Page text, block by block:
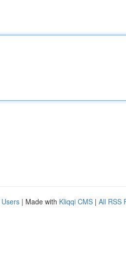
| Made with Kliqqi CMS | All RSS